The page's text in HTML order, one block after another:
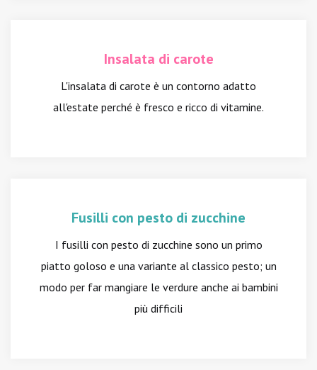
Insalata di carote
L'insalata di carote è un contorno adatto
all'estate perché è fresco e ricco di vitamine.
Fusilli con pesto di zucchine
I fusilli con pesto di zucchine sono un primo
piatto goloso e una variante al classico pesto; un
modo per far mangiare le verdure anche ai bambini
più difficili